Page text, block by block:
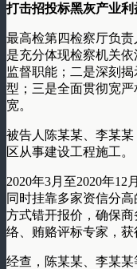
打击招投标黑灰产业利
最高检第四检察厅负
是充分体现检察机关
监督职能；二是深刻
型；三是全面贯彻宽
宽。
被告人陈某某、李某
区从事建设工程施工。
2020年3月至2020年
同时挂靠多家资信分
方式错开报价，确保
络、贿赂评标专家，获
经查，陈某某、李某